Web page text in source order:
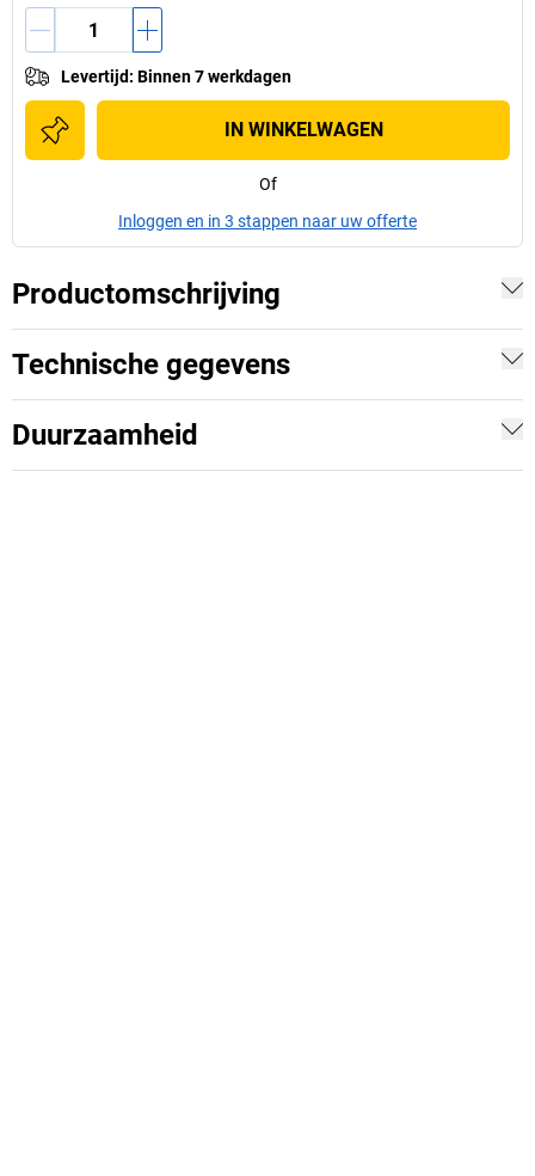
Levertijd: Binnen 7 werkdagen
IN WINKELWAGEN
Of
Inloggen en in 3 stappen naar uw offerte
Productomschrijving
Technische gegevens
Duurzaamheid